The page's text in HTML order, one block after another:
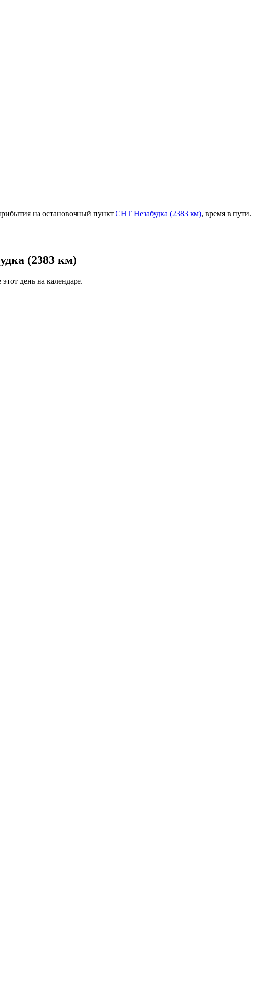
на остановочный пункт СНТ Незабудка (2383 км), время в пути.
(2383 км)
день на календаре.